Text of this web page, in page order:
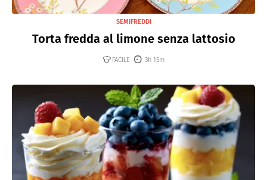
SEMIFREDDI
Torta fredda al limone senza lattosio
FACILE 3h 15m